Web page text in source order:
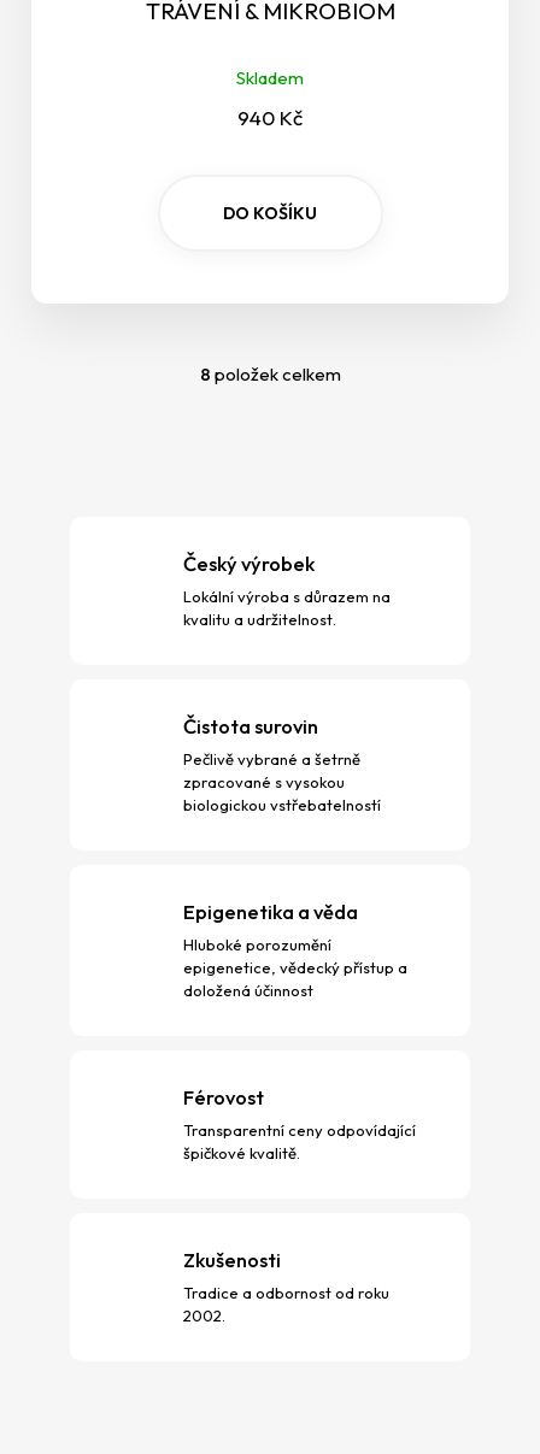
TRÁVENÍ & MIKROBIOM
Skladem
940 Kč
DO KOŠÍKU
O
í
p
r
v
ý
p
i
8 položek celkem
Český výrobek
Lokální výroba s důrazem na
kvalitu a udržitelnost.
Čistota surovin
Pečlivě vybrané a šetrně
zpracované s vysokou
biologickou vstřebatelností
Epigenetika a věda
Hluboké porozumění
epigenetice, vědecký přístup a
doložená účinnost
Férovost
Transparentní ceny odpovídající
špičkové kvalitě.
Zkušenosti
Tradice a odbornost od roku
2002.